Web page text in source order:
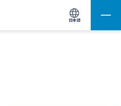
日本語
サイト内検索(Enterで実行)